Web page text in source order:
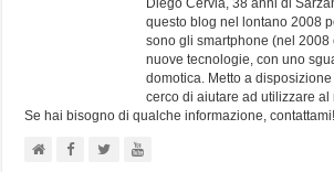
questo blog nel lontano 2008
sono gli smartphone (nel 2008
nuove tecnologie, con uno
domotica. Metto a
cerco di aiutare ad utilizzare al
Se hai bisogno di qualche informazione, contattami!